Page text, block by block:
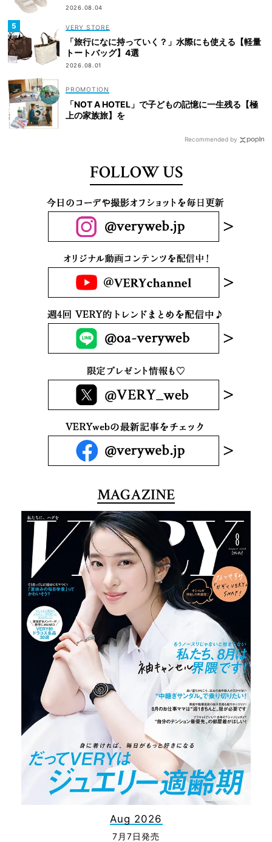
2026.08.04
VERY STORE
「旅行になに持っていく？」水際にも使える【軽量
トートバッグ】4選
2026.08.01
「NOT A HOTEL」で子どもの記憶に一生残る【極
上の家族旅】を
Recommended by
FOLLOW US
MAGAZINE
Aug 2026
7月7日発売